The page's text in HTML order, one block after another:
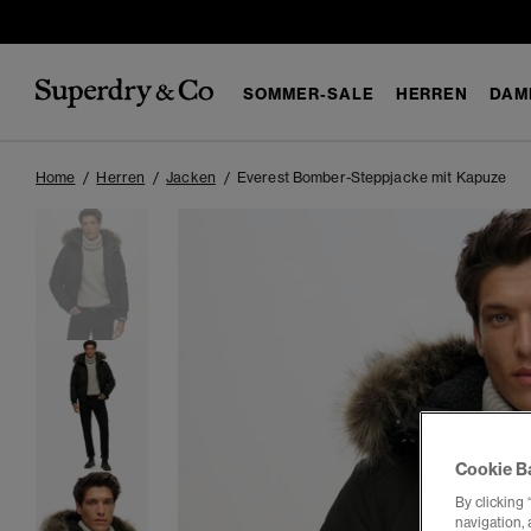
SOMMER-SALE HERREN
Home Herren Jacken Everest Bomber-Steppjacke mit Kapuze
Cookie
By clicking
navigation,